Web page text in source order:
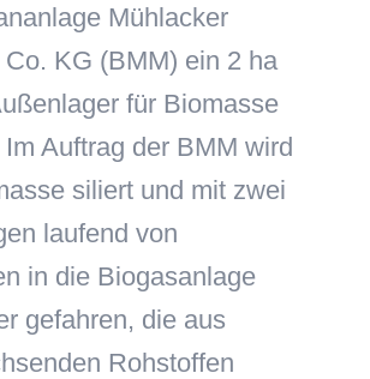
Mühlacker
KG (BMM) ein 2 ha
für Biomasse
Auftrag der BMM wird
siliert und mit zwei
laufend von
in die Biogasanlage
gefahren, die aus
Rohstoffen